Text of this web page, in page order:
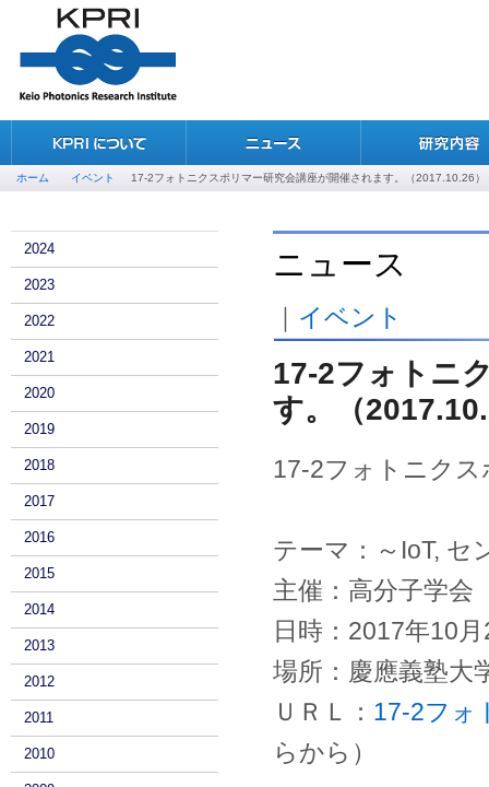
ホーム イベント 17-2フォトニクスポリマー研究会講座が開催されます。（2017.10.26）
ニュース
｜ イベント
17-2フォトニ
す。（
17-2フォトニクス
テーマ：～IoT, セ
主催：高分子学
日時：2017年10
場所：慶應義塾大
ＵＲＬ： 17-2フォ
らから）
2024
2023
2022
2021
2020
2019
2018
2017
2016
2015
2014
2013
2012
2011
2010